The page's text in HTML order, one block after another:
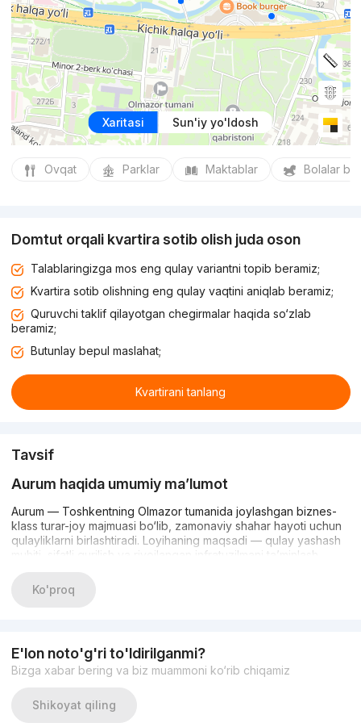
Xaritasi Sun'iy yo'ldosh
Ovqat Parklar Maktablar Bolalar
Domtut orqali kvartira sotib olish juda oson
Talablaringizga mos eng qulay variantni topib beramiz;
Kvartira sotib olishning eng qulay vaqtini aniqlab beramiz;
Quruvchi taklif qilayotgan chegirmalar haqida so‘zlab
beramiz;
Butunlay bepul maslahat;
Kvartirani tanlang
Tavsif
Aurum haqida umumiy ma’lumot
Aurum — Toshkentning Olmazor tumanida joylashgan biznes-
klass turar-joy majmuasi bo‘lib, zamonaviy shahar hayoti uchun
qulayliklarni birlashtiradi. Loyihaning maqsadi — qulay yashash
muhiti, sifatli qurilish va rivojlangan infratuzilmani ta’minlash.
darajadagi xizmatlarga ega.
Aurumda 1, 2 va 3 xonali turar-joylar taklif etiladi. Maydonlari
taxminan 43 m² dan 75 m² gacha bo‘lib, keng va yorug‘ interyer
yaratishga imkon beradi. Uylar 12 qavatli bloklardan iborat,
monolit konstruksiya va sifatli materiallar qo‘llanilgan — issiqlik,
Ko'proq
E'lon noto'g'ri to'ldirilganmi?
Bizga xabar bering va biz muammoni ko‘rib chiqamiz
Shikoyat qiling